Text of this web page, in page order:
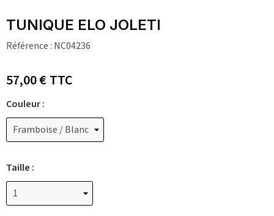
TUNIQUE ELO JOLETI
Référence : NC04236
57,00 €TTC
Couleur :
Taille :